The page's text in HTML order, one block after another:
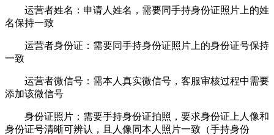
运营者姓名：申请人姓名，需要同手持身份证照片上的姓
名保持一致
运营者身份证：需要同手持身份证照片上的身份证号保持
一致
运营者微信号：需本人真实微信号，客服审核过程中需要
添加该微信号
身份证照片：需要手持身份证拍照，要求身份证上人像和
身份证号清晰可辨认，且人像同本人照片一致（手持身份